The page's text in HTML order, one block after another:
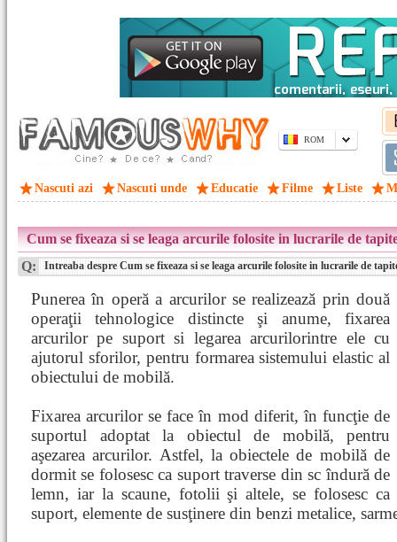
ROM
Nascuti azi Nascuti unde Educatie Filme Liste
Cum se fixeaza si se leaga arcurile folosite in lucrarile de
Q: Intreaba despre Cum se fixeaza si se leaga arcurile folosite in lucrarile de
Punerea în operă a arcurilor se realizează prin două
operaţii tehnologice distincte şi anume, fixarea
arcurilor pe suport si legarea arcurilorintre ele cu
ajutorul sforilor, pentru formarea sistemului elastic al
obiectului de mobilă.
Fixarea arcurilor se face în mod diferit, în funcţie de
suportul adoptat la obiectul de mobilă, pentru
aşezarea arcurilor. Astfel, la obiectele de mobilă de
dormit se folosesc ca suport traverse din sc îndură de
lemn, iar la scaune, fotolii şi altele, se folosesc ca
suport, elemente de susţinere din benzi metalice,